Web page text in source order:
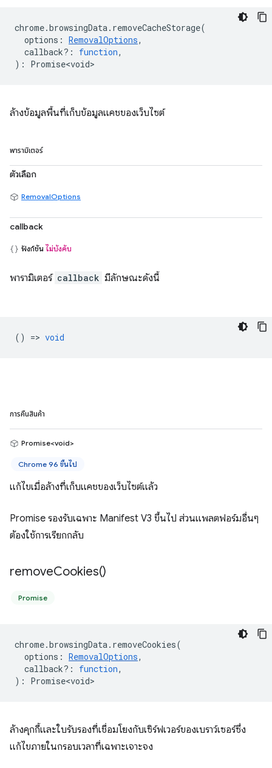
chrome.browsingData. removeCacheStorage(
options : RemovalOptions,
callback? : function,
) : Promise<void>
ล้างข้อมูลพื้นที่เก็บข้อมูลแคชของเว็บไซต์
พารามิเตอร์
ตัวเลือก
RemovalOptions
callback
ฟังก์ชัน ไม่บังคับ
พารามิเตอร์ callback มีลักษณะดังนี้
() => void
การคืนสินค้า
Promise<void>
Chrome 96 ขึ้นไป
แก้ไขเมื่อล้างที่เก็บแคชของเว็บไซต์แล้ว
Promise รองรับเฉพาะ Manifest V3 ขึ้นไป ส่วนแพลตฟอร์มอื่นๆ
ต้องใช้การเรียกกลับ
removeCookies()
Promise
chrome.browsingData. removeCookies(
options : RemovalOptions,
callback? : function,
) : Promise<void>
ล้างคุกกี้และใบรับรองที่เชื่อมโยงกับเซิร์ฟเวอร์ของเบราว์เซอร์ซึ่ง
แก้ไขภายในกรอบเวลาที่เฉพาะเจาะจง